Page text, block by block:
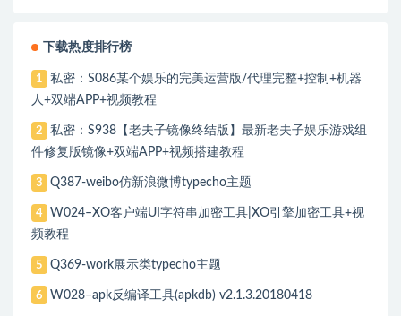
下载热度排行榜
1
私密：S086某个娱乐的完美运营版/代理完整+控制+机器
人+双端APP+视频教程
2
私密：S938【老夫子镜像终结版】最新老夫子娱乐游戏组
件修复版镜像+双端APP+视频搭建教程
3 Q387-weibo仿新浪微博typecho主题
4
W024–XO客户端UI字符串加密工具|XO引擎加密工具+视
频教程
5 Q369-work展示类typecho主题
6 W028–apk反编译工具(apkdb) v2.1.3.20180418